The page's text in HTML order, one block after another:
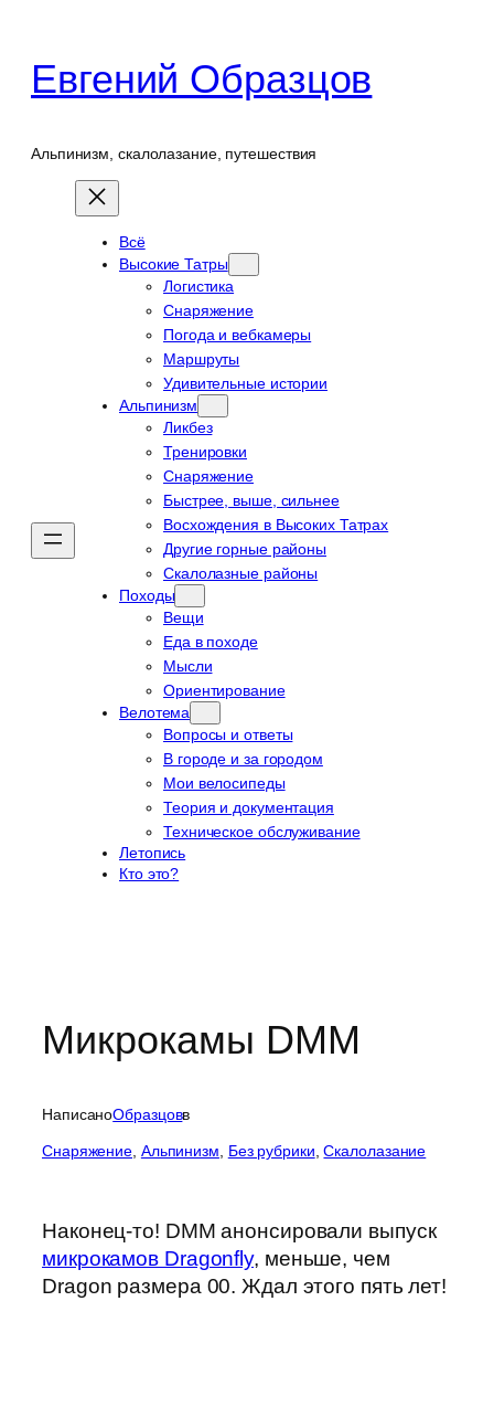
содержимому
Евгений Образцов
Альпинизм, скалолазание, путешествия
Всё
Высокие Татры
Логистика
Снаряжение
Погода и вебкамеры
Маршруты
Удивительные истории
Альпинизм
Ликбез
Тренировки
Снаряжение
Быстрее, выше, сильнее
Восхождения в Высоких Татрах
Другие горные районы
Скалолазные районы
Походы
Вещи
Еда в походе
Мысли
Ориентирование
Велотема
Вопросы и ответы
В городе и за городом
Мои велосипеды
Теория и документация
Техническое обслуживание
Летопись
Кто это?
Микрокамы DMM
НаписаноОбразцовв
Cнаряжение, Альпинизм, Без рубрики, Скалолазание
Наконец-то! DMM анонсировали выпуск
микрокамов Dragonfly, меньше, чем
Dragon размера 00. Ждал этого пять лет!